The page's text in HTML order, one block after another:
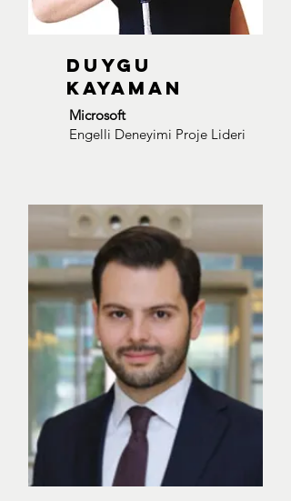
Duygu
KAYAMAN
Microsoft
Engelli Deneyimi Proje Lideri